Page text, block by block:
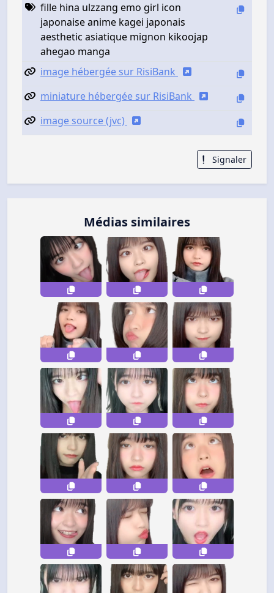
fille hina ulzzang emo girl icon
japonaise anime kagei japonais
aesthetic asiatique mignon kikoojap
ahegao manga
image hébergée sur RisiBank
miniature hébergée sur RisiBank
image source (jvc)
Signaler
Médias similaires